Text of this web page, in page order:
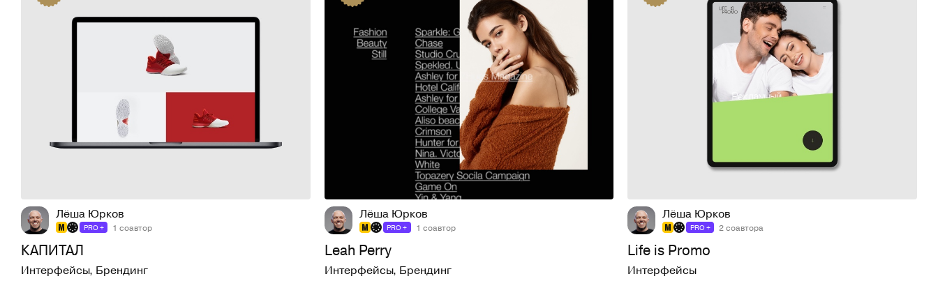
Лёша Юрков
PRO + 1 соавтор
КАПИТАЛ
Интерфейсы, Брендинг
Лёша Юрков
PRO + 1 соавтор
Leah Perry
Интерфейсы, Брендинг
Лёша Юрков
PRO + 2 соавтора
Life is Promo
Интерфейсы